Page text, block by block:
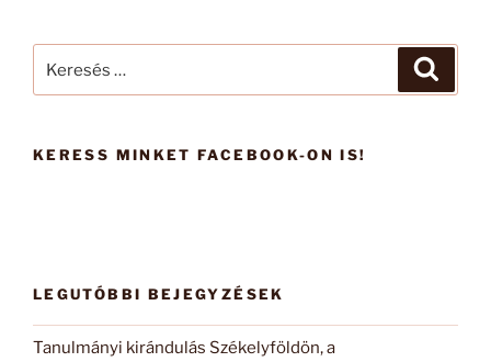
KERESS MINKET FACEBOOK-ON IS!
LEGUTÓBBI BEJEGYZÉSEK
Tanulmányi kirándulás Székelyföldön, a